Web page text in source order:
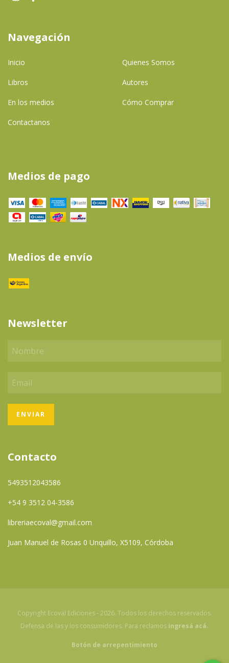
Navegación
Inicio Quienes Somos
Libros Autores
En los medios Cómo Comprar
Contactanos
Medios de pago
Medios de envío
Newsletter
Contacto
5493512043586
+54 9 3512 04-3586
libreriaecoval@gmail.com
Juan Manuel de Rosas 0 Unquillo, X5109, Córdoba
Copyright Ecoval Ediciones - 2026. Todos los derechos reservados.
Defensa de las y los consumidores. Para reclamos ingresá acá.
Botón de arrepentimiento